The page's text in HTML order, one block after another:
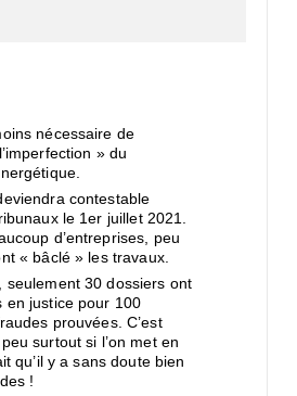
nécessaire de
» du
contestable
le 1er juillet 2021.
d’entreprises, peu
« bâclé » les travaux.
seulement 30 dossiers ont
en justice pour 100
prouvées. C’est
surtout si l’on met en
qu’il y a sans doute bien
!